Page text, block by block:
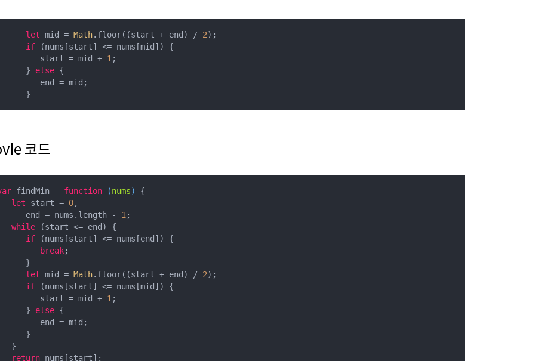
let mid = Math.floor((start + end) / 2);
if (nums[start] <= nums[mid]) {
start = mid +
1 ;
}
else {
end = mid;
}
코드
findMin = function (nums) {
let start = 0,
end = nums.length -
1 ;
while (start <= end) {
if (nums[start] <= nums[end]) {
break;
}
let mid = Math.floor((start + end) / 2);
if (nums[start] <= nums[mid]) {
start = mid +
1 ;
}
else {
end = mid;
}
}
return nums[start];